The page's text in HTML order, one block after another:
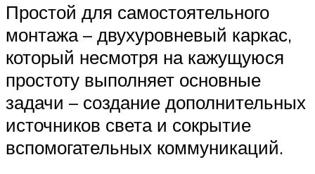
Простой для самостоятельного
монтажа – двухуровневый каркас,
который несмотря на кажущуюся
простоту выполняет основные
задачи – создание дополнительных
источников света и сокрытие
вспомогательных коммуникаций.